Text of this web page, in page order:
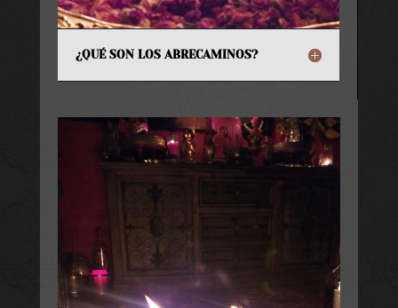
¿QUÉ SON LOS ABRECAMINOS?